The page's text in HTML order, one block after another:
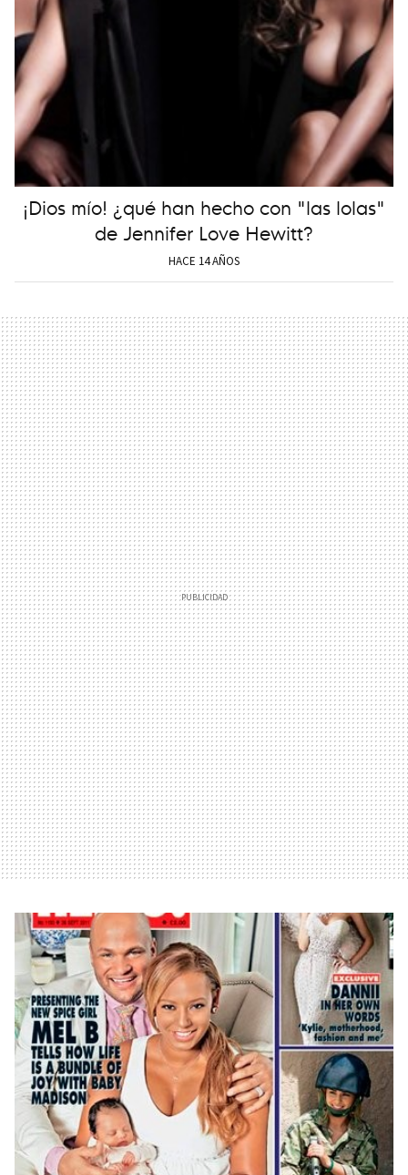
¡Dios mío! ¿qué han hecho con "las lolas"
de Jennifer Love Hewitt?
HACE 14 AÑOS